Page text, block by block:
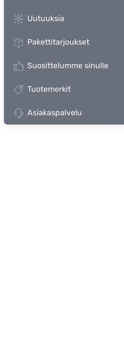
Uutuuksia
Pakettitarjoukset
Suosittelumme sinulle
Tuotemerkit
Asiakaspalvelu